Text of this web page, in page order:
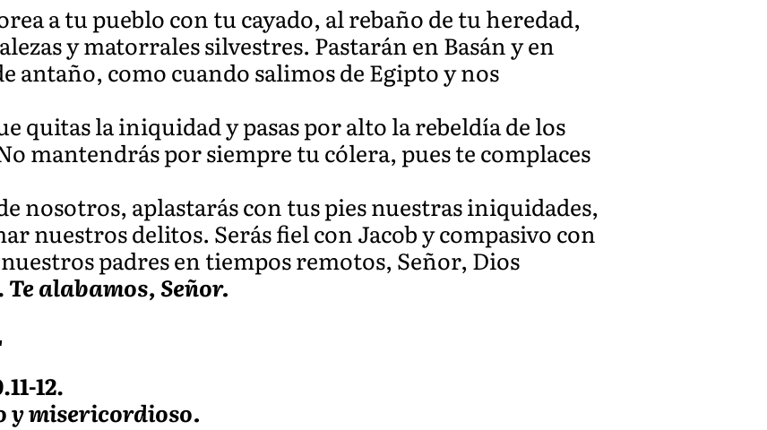
a tu pueblo con tu cayado, al rebaño de tu heredad,
y matorrales silvestres. Pastarán en Basán y en
antaño, como cuando salimos de Egipto y nos
quitas la iniquidad y pasas por alto la rebeldía de los
mantendrás por siempre tu cólera, pues te complaces
nosotros, aplastarás con tus pies nuestras iniquidades,
nuestros delitos. Serás fiel con Jacob y compasivo con
padres en tiempos remotos, Señor, Dios
Te alabamos, Señor.
12.
y misericordioso.